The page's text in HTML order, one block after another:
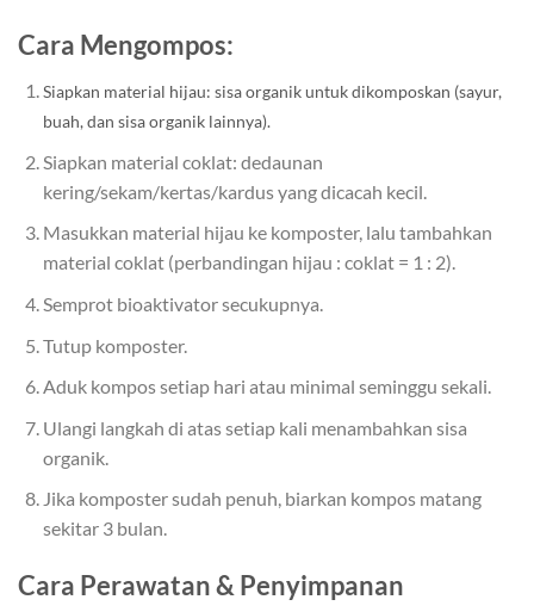
Cara Mengompos:
Siapkan material hijau: sisa organik untuk dikomposkan (sayur,
buah, dan sisa organik lainnya).
Siapkan material coklat: dedaunan
kering/sekam/kertas/kardus yang dicacah kecil.
Masukkan material hijau ke komposter, lalu tambahkan
material coklat (perbandingan hijau : coklat = 1 : 2).
Semprot bioaktivator secukupnya.
Tutup komposter.
Aduk kompos setiap hari atau minimal seminggu sekali.
Ulangi langkah di atas setiap kali menambahkan sisa
organik.
Jika komposter sudah penuh, biarkan kompos matang
sekitar 3 bulan.
Cara Perawatan & Penyimpanan